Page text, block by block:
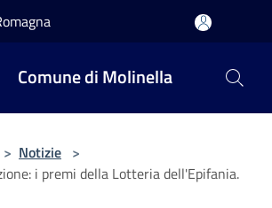
Comune di Molinella
> Notizie >
i premi della Lotteria dell'Epifania.